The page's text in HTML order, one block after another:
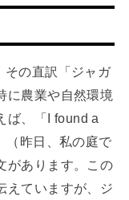
その直訳「ジャガ
に農業や自然環境
ば、「I found a
（昨日、私の庭で
があります。この
えていますが、ジ